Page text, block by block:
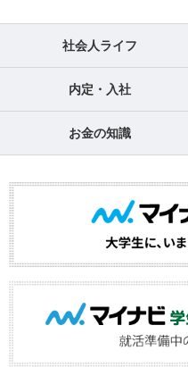
社会人ライフ
内定・入社
お金の知識